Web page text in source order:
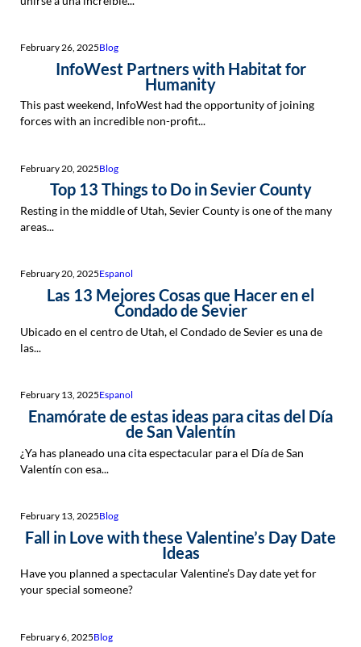
February 26, 2025Blog
InfoWest Partners with Habitat for
Humanity
This past weekend, InfoWest had the opportunity of joining
forces with an incredible non-profit...
February 20, 2025Blog
Top 13 Things to Do in Sevier County
Resting in the middle of Utah, Sevier County is one of the many
areas...
February 20, 2025Espanol
Las 13 Mejores Cosas que Hacer en el
Condado de Sevier
Ubicado en el centro de Utah, el Condado de Sevier es una de
las...
February 13, 2025Espanol
Enamórate de estas ideas para citas del Día
de San Valentín
¿Ya has planeado una cita espectacular para el Día de San
Valentín con esa...
February 13, 2025Blog
Fall in Love with these Valentine’s Day Date
Ideas
Have you planned a spectacular Valentine’s Day date yet for
your special someone?
February 6, 2025Blog